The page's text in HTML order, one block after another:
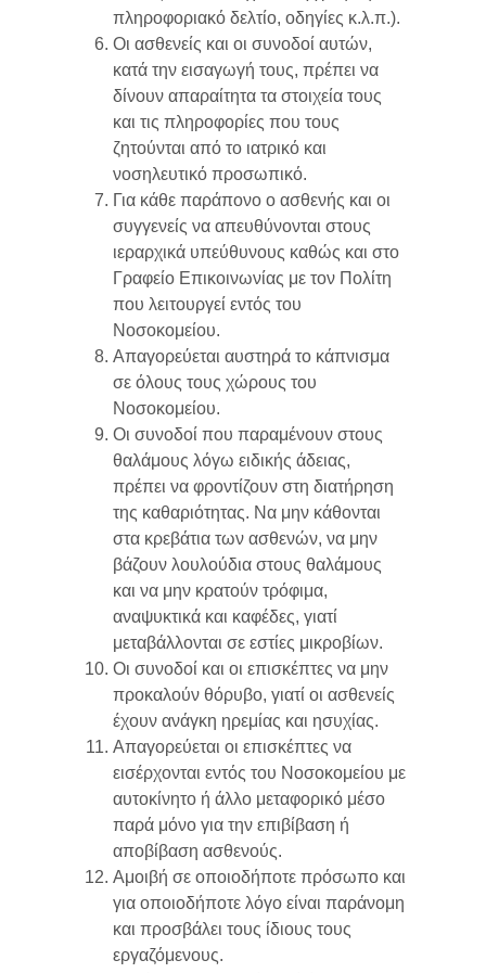
πληροφοριακό δελτίο, οδηγίες κ.λ.π.).
Οι ασθενείς και οι συνοδοί αυτών,
κατά την εισαγωγή τους, πρέπει να
δίνουν απαραίτητα τα στοιχεία τους
και τις πληροφορίες που τους
ζητούνται από το ιατρικό και
νοσηλευτικό προσωπικό.
Για κάθε παράπονο ο ασθενής και οι
συγγενείς να απευθύνονται στους
ιεραρχικά υπεύθυνους καθώς και στo
Γραφείο Επικοινωνίας με τον Πολίτη
που λειτουργεί εντός του
Νοσοκομείου.
Απαγορεύεται αυστηρά το κάπνισμα
σε όλους τους χώρους του
Νοσοκομείου.
Οι συνοδοί που παραμένουν στους
θαλάμους λόγω ειδικής άδειας,
πρέπει να φροντίζουν στη διατήρηση
της καθαριότητας. Να μην κάθονται
στα κρεβάτια των ασθενών, να μην
βάζουν λουλούδια στους θαλάμους
και να μην κρατούν τρόφιμα,
αναψυκτικά και καφέδες, γιατί
μεταβάλλονται σε εστίες μικροβίων.
Οι συνοδοί και οι επισκέπτες να μην
προκαλούν θόρυβο, γιατί οι ασθενείς
έχουν ανάγκη ηρεμίας και ησυχίας.
Απαγορεύεται οι επισκέπτες να
εισέρχονται εντός του Νοσοκομείου με
αυτοκίνητο ή άλλο μεταφορικό μέσο
παρά μόνο για την επιβίβαση ή
αποβίβαση ασθενούς.
Αμοιβή σε οποιοδήποτε πρόσωπο και
για οποιοδήποτε λόγο είναι παράνομη
και προσβάλει τους ίδιους τους
εργαζόμενους.